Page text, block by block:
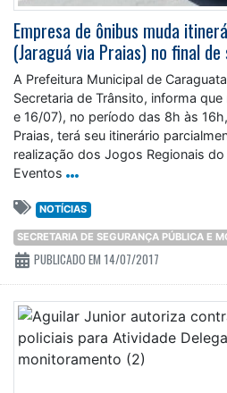
Empresa de ônibus muda
(Jaraguá via Praias) no final de
A Prefeitura Municipal de
Secretaria de Trânsito, informa
e 16/07), no período das 8h às
Praias, terá seu itinerário
realização dos Jogos Regionais
Eventos
NOTÍCIAS
SECRETARIA DE SEGURANÇA PÚBLICA E
PUBLICADO EM 14/07/2017